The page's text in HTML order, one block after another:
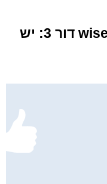
סקירת wisebuy - iPod Nano דור 3: יש